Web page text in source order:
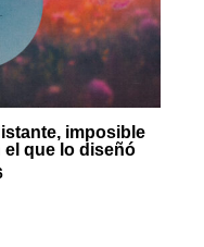
imposible
que lo diseñó